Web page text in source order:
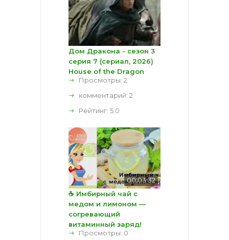
Дом Дракона - сезон 3
серия 7 (сериал, 2026)
House of the Dragon
Просмотры: 2
комментарий: 2
Рейтинг: 5.0
00:03:32
☕ Имбирный чай с
медом и лимоном —
согревающий
витаминный заряд!
Просмотры: 0